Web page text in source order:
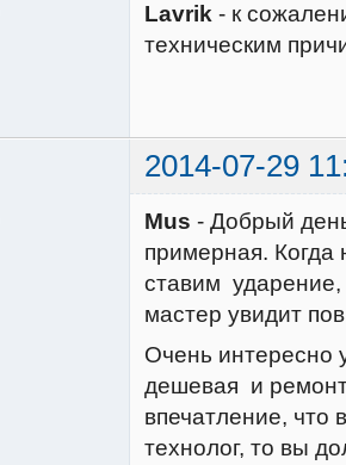
Lavrik - к
техническим
2014-07-29
Mus - Добрый
примерная.
ставим
мастер увидит
Очень интересно
дешевая и
впечатление, что
технолог, то вы